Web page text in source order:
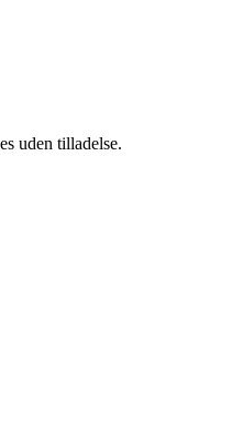
uden tilladelse.